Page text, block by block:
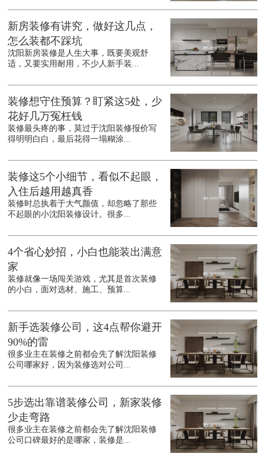
新房装修有讲究，做好这几点，
怎么装都不踩坑
沈阳新房装修是人生大事，既要美观舒
适，又要实用耐用，不少人新手装...
装修想守住预算？盯紧这5处，少
花好几万冤枉钱
装修最头疼的事，莫过于沈阳装修报价写
得明明白白，最后花得一塌糊涂...
装修这5个小细节，看似不起眼，
入住后越用越真香
装修时总执着于大气颜值，却忽略了那些
不起眼的小沈阳装修设计。很多...
4个省心妙招，小白也能装出满意
家
装修就像一场闯关游戏，尤其是首次装修
的小白，面对选材、施工、预算...
新手选装修公司，这4点帮你避开
90%的雷
很多业主在装修之前都会先了解沈阳装修
公司哪家好，因为装修选对公司...
5步选出靠谱装修公司，新家装修
少走弯路
很多业主在装修之前都会先了解沈阳装修
公司口碑最好的是哪家，装修是...